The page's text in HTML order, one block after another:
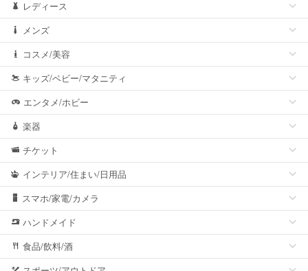
レディース
メンズ
コスメ/美容
キッズ/ベビー/マタニティ
エンタメ/ホビー
楽器
チケット
インテリア/住まい/日用品
スマホ/家電/カメラ
ハンドメイド
食品/飲料/酒